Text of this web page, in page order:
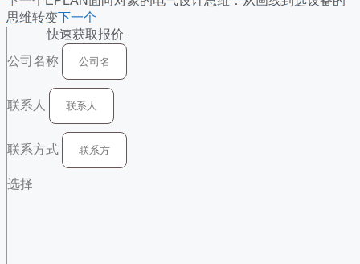
思维转变下一个
快速获取报价
公司名称
联系人
联系方式
选择